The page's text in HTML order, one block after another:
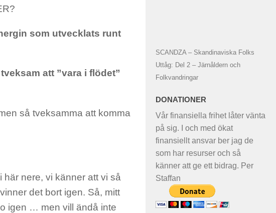
som utvecklats runt
att ”vara i flödet”
så tveksamma att komma
här nere, vi känner att vi så
det bort igen. Så, mitt
igen … men vill ändå inte
SCANDZA – Skandinaviska Folks
Uttåg: Del 2 – Järnåldern och
Folkvandringar
DONATIONER
Vår finansiella frihet låter vänta
på sig. I och med ökat
finansiellt ansvar ber jag de
som har resurser och så
känner att ge ett bidrag. Per
Staffan